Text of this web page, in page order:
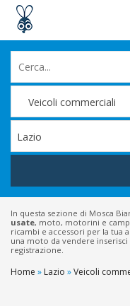
Veicoli commerciali
Lazio
In questa sezione di Mosca
usate, moto, motorini e
ricambi e accessori per la tua
una moto da vendere
registrazione.
Home » Lazio »Veicoli